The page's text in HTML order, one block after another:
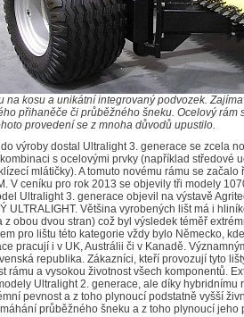
na kosu a unikátní integrovaný podvozek.
přihaněče či průběžného šneku. Ocelový rám
provedení se z mnoha důvodů upustilo.
výroby dostal Ultralight 3. generace se zcela
s ocelovými prvky (například středové
mlátičky). A tomuto novému rámu se
V ceníku pro rok 2013 se objevily tři modely
Ultralight 3. generace objevil na výstavě
ULTRALIGHT. Většina vyrobených lišt má i
obou dvou stran) což byl výsledek téměř
pro lištu této kategorie vždy bylo Německo,
pracují i v UK, Austrálii či v Kanadě.
republika. Zákazníci, kteří provozují tyto
rámu a vysokou životnost všech komponentů.
Ultralight 2. generace, ale díky hybridnímu
pevnost a z toho plynoucí podstatně vyšší
průběžného šneku a z toho plynoucí jeho